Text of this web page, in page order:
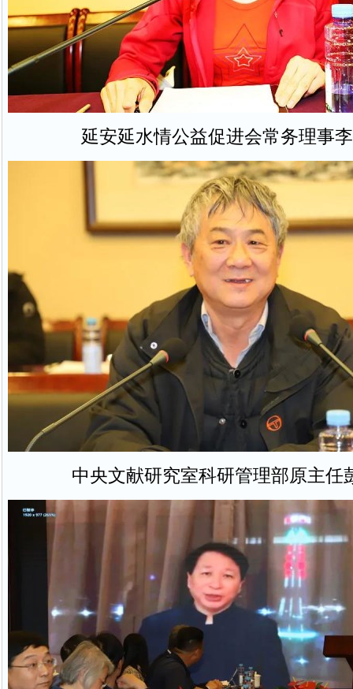
延安延水情公益促进会常务理事
中央文献研究室科研管理部原主任